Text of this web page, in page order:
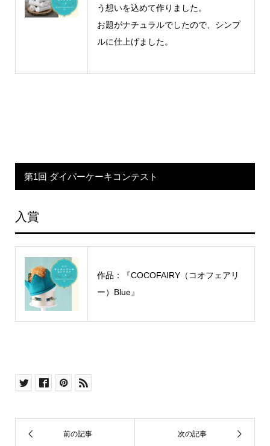
う想いを込めて作りました。
お題がナチュラルでしたので、シンプ
ルに仕上げました。
第1回 ダイパーケーキコンテスト
入賞
作品：『COCOFAIRY（コオフェアリ
ー）Blue』